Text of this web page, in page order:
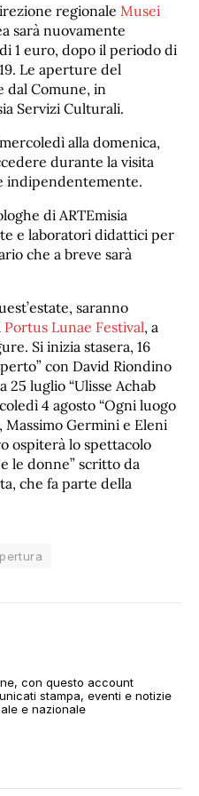
regionale Musei
sarà nuovamente
1 euro, dopo il periodo di
Le aperture del
dal Comune, in
Servizi Culturali.
alla domenica,
durante la visita
indipendentemente.
di ARTEmisia
e laboratori didattici per
che a breve sarà
saranno
Portus Lunae Festival, a
Si inizia stasera, 16
con David Riondino
25 luglio “Ulisse Achab
4 agosto “Ogni luogo
Massimo Germini e Eleni
ospiterà lo spettacolo
le donne” scritto da
che fa parte della
con questo account
stampa, eventi e notizie
e nazionale